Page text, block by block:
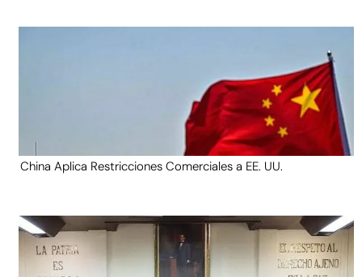
China Aplica Restricciones Comerciales a EE. UU.